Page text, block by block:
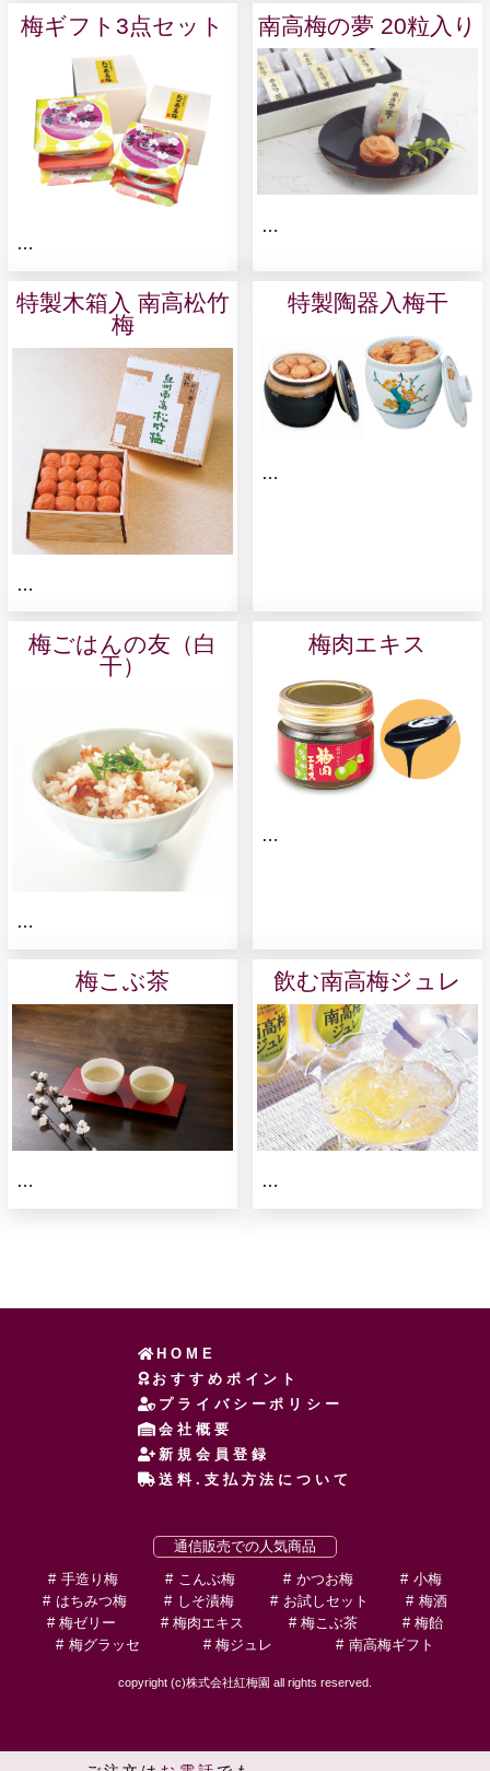
梅ギフト3点セット
…
南高梅の夢 20粒入り
…
特製木箱入 南高松竹
梅
…
特製陶器入梅干
…
梅ごはんの友（白
干）
…
梅肉エキス
…
梅こぶ茶
…
飲む南高梅ジュレ
…
HOME
おすすめポイント
プライバシーポリシー
会社概要
新規会員登録
送料.支払方法について
通信販売での人気商品
手造り梅
こんぶ梅 かつお梅
小梅
はちみつ梅
しそ漬梅 お試しセット
梅酒
梅ゼリー
梅肉エキス 梅こぶ茶
梅飴
梅グラッセ
梅ジュレ 南高梅ギフト
copyright (c)株式会社紅梅園 all rights reserved.